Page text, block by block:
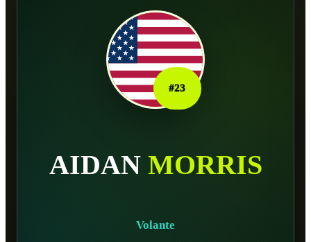
#23
AIDAN MORRIS
Volante